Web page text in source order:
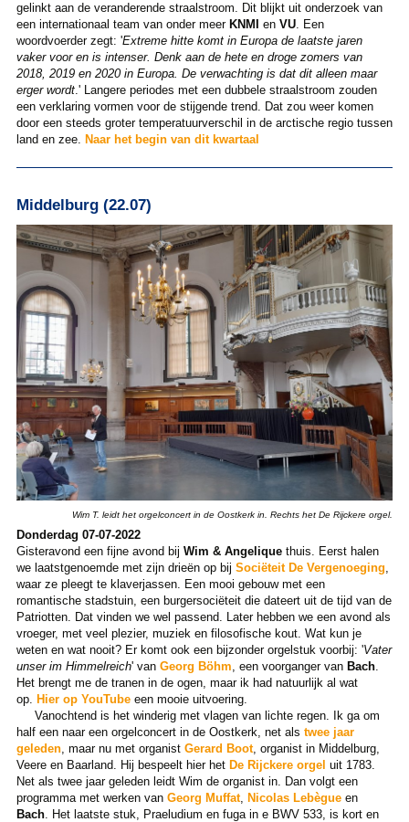
gelinkt aan de veranderende straalstroom. Dit blijkt uit onderzoek van
een internationaal team van onder meer KNMI en VU. Een
woordvoerder zegt: 'Extreme hitte komt in Europa de laatste jaren
vaker voor en is intenser. Denk aan de hete en droge zomers van
2018, 2019 en 2020 in Europa. De verwachting is dat dit alleen maar
erger wordt.' Langere periodes met een dubbele straalstroom zouden
een verklaring vormen voor de stijgende trend. Dat zou weer komen
door een steeds groter temperatuurverschil in de arctische regio tussen
land en zee. Naar het begin van dit kwartaal
Middelburg (22.07)
Wim T. leidt het orgelconcert in de Oostkerk in. Rechts het De Rijckere orgel.
Donderdag 07-07-2022
Gisteravond een fijne avond bij Wim & Angeliquethuis. Eerst halen
we laatstgenoemde met zijn drieën op bij Sociëteit De Vergenoeging
waar ze pleegt te klaverjassen. Een mooi gebouw met een
romantische stadstuin, een burgersociëteit die dateert uit de tijd van de
Patriotten. Dat vinden we wel passend. Later hebben we een avond als
vroeger, met veel plezier, muziek en filosofische kout. Wat kun je
weten en wat nooit? Er komt ook een bijzonder orgelstuk voorbij: 'Vater
unser im Himmelreich' van Georg Böhm , een voorganger van Bach.
Het brengt me de tranen in de ogen, maar ik had natuurlijk al wat
op. Hier op YouTubeeen mooie uitvoering.
Vanochtend is het winderig met vlagen van lichte regen. Ik ga om
half een naar een orgelconcert in de Oostkerk, net als twee jaar
geleden, maar nu met organist Gerard Boot, organist in Middelburg,
Veere en Baarland. Hij bespeelt hier het De Rijckere orgel uit 1783.
Net als twee jaar geleden leidt Wim de organist in. Dan volgt een
programma met werken van Georg Muffat, Nicolas Lebègueen
Bach. Het laatste stuk, Praeludium en fuga in e BWV 533, is kort en